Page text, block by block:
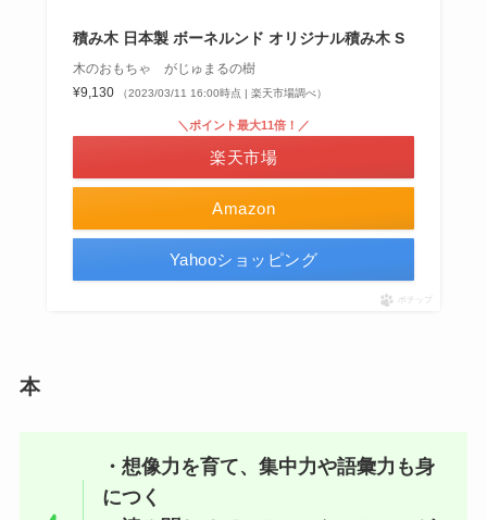
積み木 日本製 ボーネルンド オリジナル積み木 S
木のおもちゃ がじゅまるの樹
¥9,130
（2023/03/11 16:00時点 | 楽天市場調べ）
Amazon
＼ポイント最大11倍！／
楽天市場
Yahooショッピング
ポチップ
本
・想像力を育て、集中力や語彙力も身
につく